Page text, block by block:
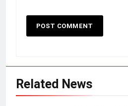
Related News